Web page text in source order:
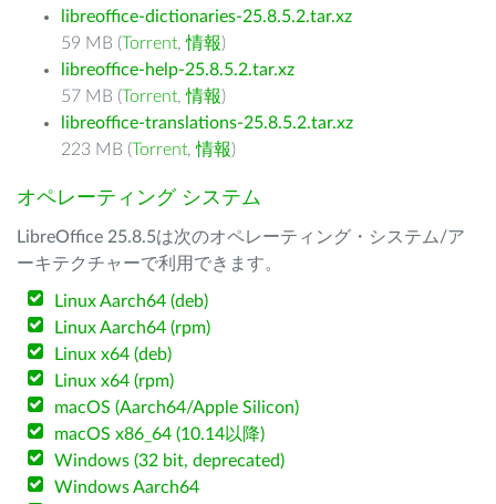
libreoffice-dictionaries-25.8.5.2.tar.xz
59 MB (Torrent,情報)
libreoffice-help-25.8.5.2.tar.xz
57 MB (Torrent,情報)
libreoffice-translations-25.8.5.2.tar.xz
223 MB (Torrent,情報)
オペレーティング システム
LibreOffice 25.8.5は次のオペレーティング・システム/ア
ーキテクチャーで利用できます。
Linux Aarch64 (deb)
Linux Aarch64 (rpm)
Linux x64 (deb)
Linux x64 (rpm)
macOS (Aarch64/Apple Silicon)
macOS x86_64 (10.14以降)
Windows (32 bit, deprecated)
Windows Aarch64